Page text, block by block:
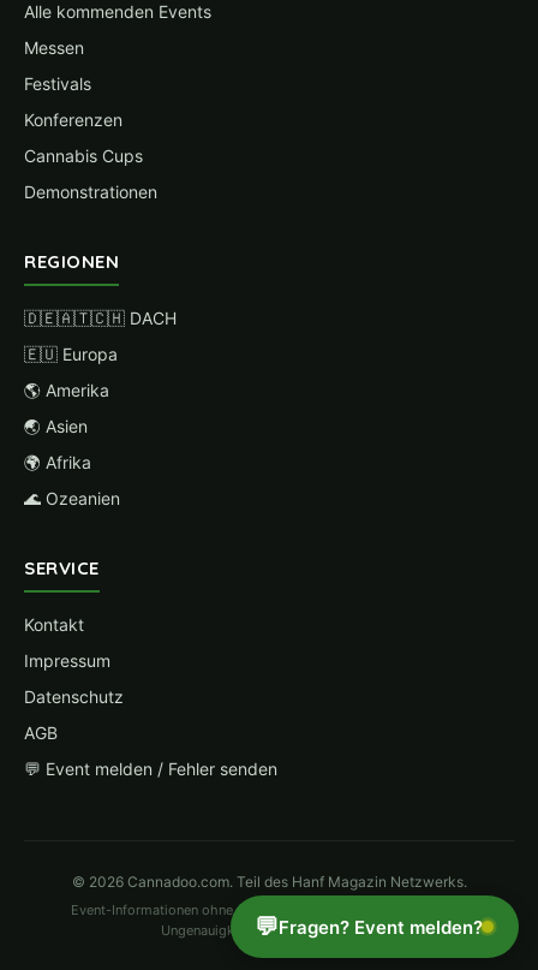
Alle kommenden Events
Messen
Festivals
Konferenzen
Cannabis Cups
Demonstrationen
REGIONEN
🇩🇪🇦🇹🇨🇭 DACH
🇪🇺 Europa
🌎 Amerika
🌏 Asien
🌍 Afrika
🌊 Ozeanien
SERVICE
Kontakt
Impressum
Datenschutz
AGB
💬 Event melden / Fehler senden
© 2026 Cannadoo.com. Teil des Hanf Magazin Netzwerks.
Event-Informationen ohne Gewähr. Änderungen vorbehalten. Bei
Ungenauigkeiten bittehier melden.
💬Fragen? Event melden?